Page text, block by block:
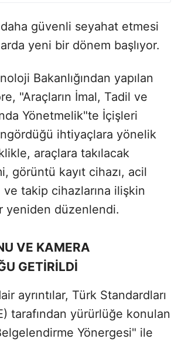
daha güvenli seyahat etmesi
yeni bir dönem başlıyor.
Bakanlığından yapılan
"Araçların İmal, Tadil ve
Yönetmelik"te İçişleri
ihtiyaçlara yönelik
araçlara takılacak
görüntü kayıt cihazı, acil
takip cihazlarına ilişkin
yeniden düzenlendi.
VE KAMERA
GETİRİLDİ
ayrıntılar, Türk Standardları
tarafından yürürlüğe konulan
Yönergesi" ile